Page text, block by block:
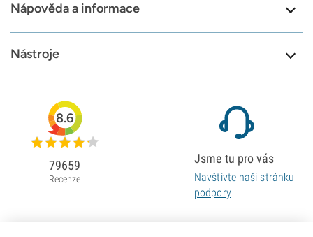
Nápověda a informace
Nástroje
8.6
79659
Recenze
Jsme tu pro vás
Navštivte naši stránku
podpory